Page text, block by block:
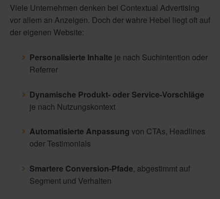
Viele Unternehmen denken bei Contextual Advertising
vor allem an Anzeigen. Doch der wahre Hebel liegt oft auf
der eigenen Website:
Personalisierte Inhalte je nach Suchintention oder
Referrer
Dynamische Produkt- oder Service-Vorschläge
je nach Nutzungskontext
Automatisierte Anpassung von CTAs, Headlines
oder Testimonials
Smartere Conversion-Pfade, abgestimmt auf
Segment und Verhalten